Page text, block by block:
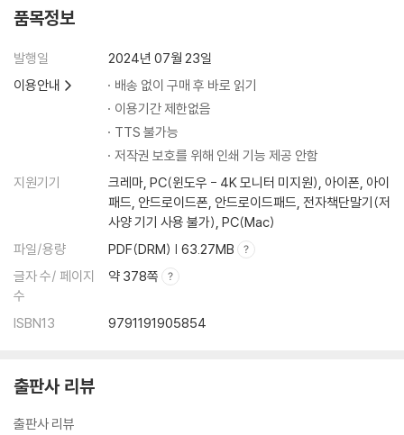
품목정보
발행일
2024년 07월 23일
이용안내
배송 없이 구매 후 바로 읽기
이용기간 제한없음
TTS 불가능
저작권 보호를 위해 인쇄 기능 제공 안함
지원기기
크레마, PC(윈도우 - 4K 모니터 미지원), 아이폰, 아이
패드, 안드로이드폰, 안드로이드패드, 전자책단말기(저
사양 기기 사용 불가), PC(Mac)
파일/용량
PDF(DRM) | 63.27MB
글자 수/ 페이지
수
약 378쪽
ISBN13 9791191905854
출판사 리뷰
출판사 리뷰